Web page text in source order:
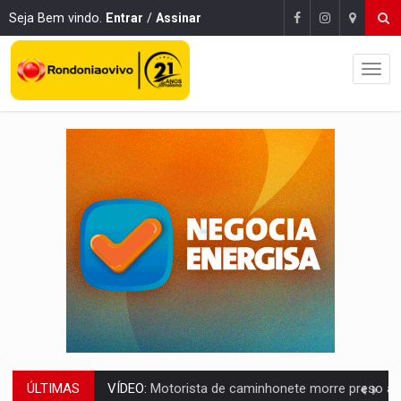
Seja Bem vindo. Entrar / Assinar
ÚLTIMAS VÍDEO: Motorista de caminhonete morre preso às ferragens em colisão